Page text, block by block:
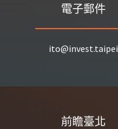
電子郵件
ito@invest.taipei
前瞻臺北